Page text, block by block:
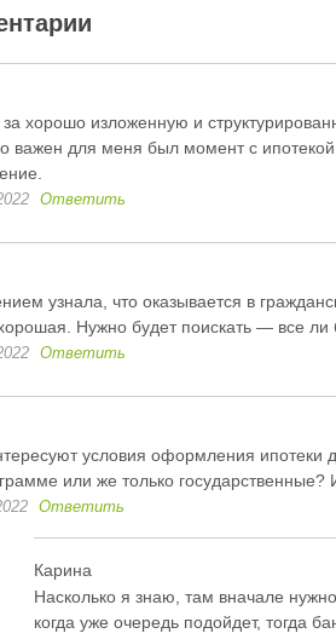
хорошо изложенную и
важен для меня был момент с
Ответить
узнала, что оказывается в
Нужно будет поискать — все ли
Ответить
условия оформления ипотеки
или же только
Ответить
Карина
Насколько я знаю, там вначале
когда уже очередь подойдет, тогда